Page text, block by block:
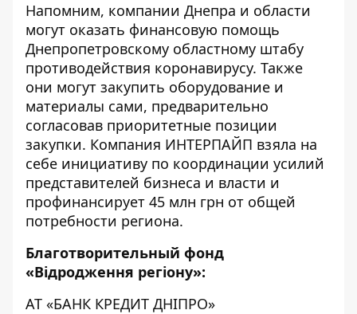
Напомним, компании Днепра и области
могут оказать финансовую помощь
Днепропетровскому областному штабу
противодействия коронавирусу. Также
они могут закупить оборудование и
материалы сами, предварительно
согласовав приоритетные позиции
закупки. Компания ИНТЕРПАЙП взяла на
себе инициативу по координации усилий
представителей бизнеса и власти и
профинансирует 45 млн грн от общей
потребности региона.
Благотворительный фонд
«Відродження регіону»:
АТ «БАНК КРЕДИТ ДНІПРО»